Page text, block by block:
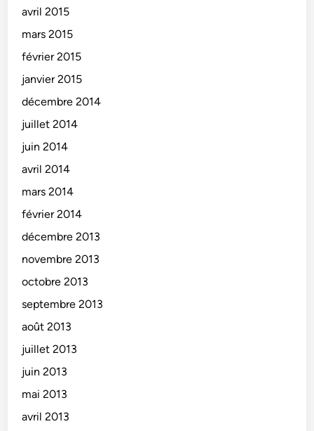
avril 2015
mars 2015
février 2015
janvier 2015
décembre 2014
juillet 2014
juin 2014
avril 2014
mars 2014
février 2014
décembre 2013
novembre 2013
octobre 2013
septembre 2013
août 2013
juillet 2013
juin 2013
mai 2013
avril 2013